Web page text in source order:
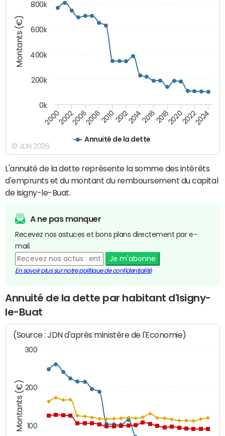
Montants (€)
Annuité de la dette
200020022006200820102012201420162018202020222024
0k
200k
400k
600k
800k
© JDN 2026
L'annuité de la dette représente la somme des intérêts
d'emprunts et du montant du remboursement du capital
de Isigny-le-Buat.
A ne pas manquer
Recevez nos astuces et bons plans directement par e-
mail.
Je m'abonne
En savoir plus sur notre politique de confidentialité
Annuité de la dette par habitant d'Isigny-
le-Buat
Montants (€)
(Source : JDN d'après ministère de l'Economie)
100
200
300